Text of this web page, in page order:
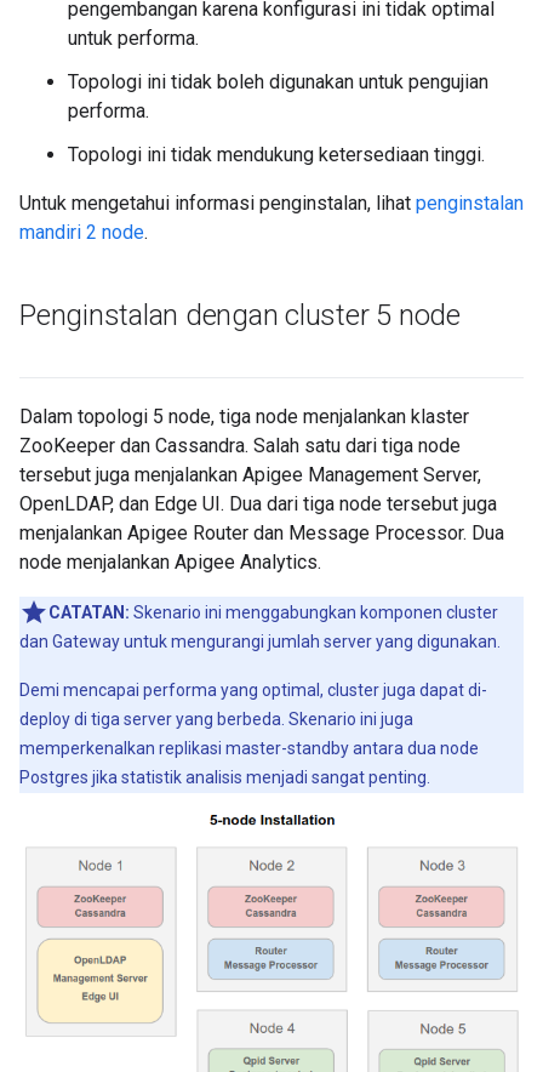
pengembangan karena konfigurasi ini tidak optimal
untuk performa.
Topologi ini tidak boleh digunakan untuk pengujian
performa.
Topologi ini tidak mendukung ketersediaan tinggi.
Untuk mengetahui informasi penginstalan, lihat penginstalan
mandiri 2 node.
Penginstalan dengan cluster 5 node
Dalam topologi 5 node, tiga node menjalankan klaster
ZooKeeper dan Cassandra. Salah satu dari tiga node
tersebut juga menjalankan Apigee Management Server,
OpenLDAP, dan Edge UI. Dua dari tiga node tersebut juga
menjalankan Apigee Router dan Message Processor. Dua
node menjalankan Apigee Analytics.
CATATAN: Skenario ini menggabungkan komponen cluster
dan Gateway untuk mengurangi jumlah server yang digunakan.
Demi mencapai performa yang optimal, cluster juga dapat di-
deploy di tiga server yang berbeda. Skenario ini juga
memperkenalkan replikasi master-standby antara dua node
Postgres jika statistik analisis menjadi sangat penting.